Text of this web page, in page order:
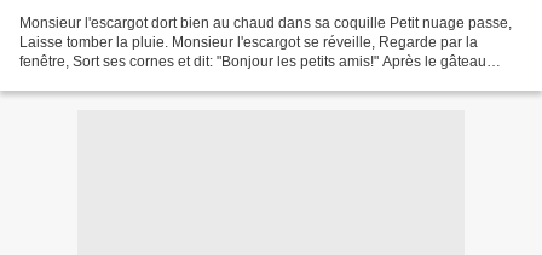
Monsieur l'escargot dort bien au chaud dans sa coquille Petit nuage passe,
Laisse tomber la pluie. Monsieur l'escargot se réveille, Regarde par la
fenêtre, Sort ses cornes et dit: "Bonjour les petits amis!" Après le gâteau